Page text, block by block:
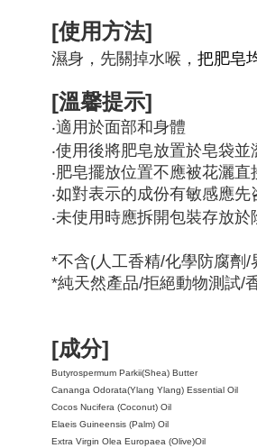
[使用方法]
濕身，先關掉水喉， 把肥皂
[溫馨提示]
‧適用於面部和身體
‧使用後將肥皂放置於皂袋並
‧肥皂擺放位置不應被花灑直
‧如對表示的成份有敏感應先
‧未使用時應拆開包裝存放於
*不含(人工香精/化學防腐劑
*純天然產品/拒絕動物測試/
[成分]
Butyrospermum Parkii(Shea) Butter
Cananga Odorata(Ylang Ylang) Essential Oil
Cocos Nucifera (Coconut) Oil
Elaeis Guineensis (Palm) Oil
Extra Virgin Olea Europaea (Olive)Oil